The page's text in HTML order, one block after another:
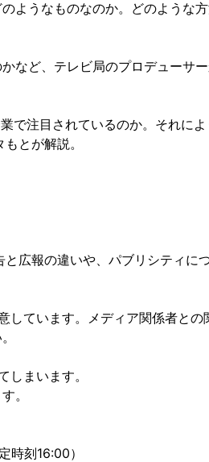
ようなものなのか。どのような
など、テレビ局のプロデューサ
で注目されているのか。それに
とが解説。
広報の違いや、パブリシティに
ています。メディア関係者との
まいます。
。
時刻16:00）